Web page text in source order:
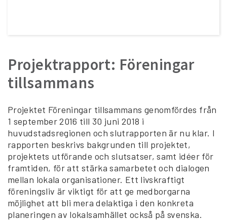
Projektrapport: Föreningar
tillsammans
Projektet Föreningar tillsammans genomfördes från
1 september 2016 till 30 juni 2018 i
huvudstadsregionen och slutrapporten är nu klar. I
rapporten beskrivs bakgrunden till projektet,
projektets utförande och slutsatser, samt idéer för
framtiden, för att stärka samarbetet och dialogen
mellan lokala organisationer. Ett livskraftigt
föreningsliv är viktigt för att ge medborgarna
möjlighet att bli mera delaktiga i den konkreta
planeringen av lokalsamhället också på svenska.